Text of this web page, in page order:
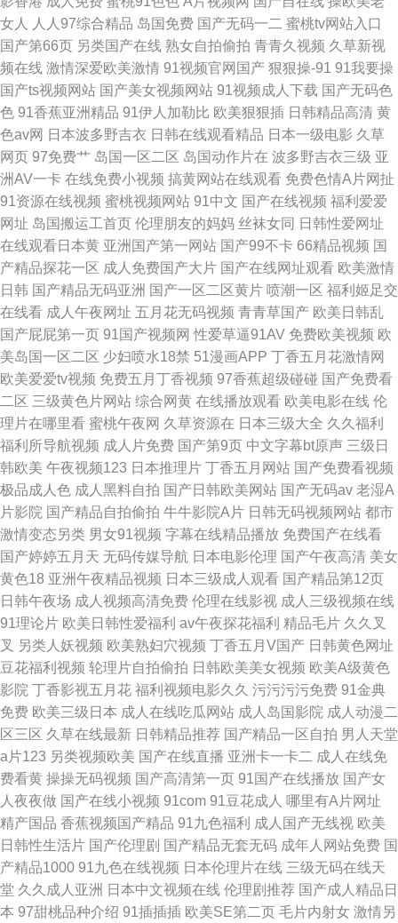
女人
人人97综合精品 岛国免费 国产无码一二 蜜桃tv网站入口
国产第66页 另类国产在线 熟女自拍偷拍 青青久视频 久草新视
频在线 激情深爱欧美激情 91视频官网国产 狠狠操-91 91我要操
国产ts视频网站 国产美女视频网站 91视频成人下载 国产无码色
色 91香蕉亚洲精品 91伊人加勒比 欧美狠狠插 日韩精品高清 黄
色av网 日本波多野吉衣 日韩在线观看精品 日本一级电影 久草
网页 97免费艹 岛国一区二区 岛国动作片在 波多野吉衣三级 亚
洲AV一卡 在线免费小视频 搞黄网站在线观看 免费色情A片网扯
91资源在线视频 蜜桃视频网站 91中文 国产在线视频 福利爱爱
网址 岛国搬运工首页 伦理朋友的妈妈 丝袜女同 日韩性爱网址
在线观看日本黄 亚洲国产第一网站 国产99不卡 66精品视频 国
产精品探花一区 成人免费国产大片 国产在线网址观看 欧美激情
日韩 国产精品无码亚洲 国产一区二区黄片 喷潮一区 福利姬足交
在线看 成人午夜网址 五月花无码视频 青青草国产 欧美日韩乱
国产屁屁第一页 91国产视频网 性爱草逼91AV 免费欧美视频 欧
美岛国一区二区 少妇喷水18禁 51漫画APP 丁香五月花激情网
欧美爱爱tv视频 免费五月丁香视频 97香蕉超级碰碰 国产免费看
二区 三级黄色片网站 综合网黄 在线播放观看 欧美电影在线 伦
理片在哪里看 蜜桃午夜网 久草资源在 日本三级大全 久久福利
福利所导航视频 成人片免费 国产第9页 中文字幕bt原声 三级日
韩欧美 午夜视频123 日本推理片 丁香五月网站 国产免费看视频
极品成人色 成人黑料自拍 国产日韩欧美网站 国产无码av 老湿A
片影院 国产精品自拍偷拍 牛牛影院A片 日韩无码视频网站 都市
激情变态另类 男女91视频 字幕在线精品播放 免费国产在线看
国产婷婷五月天 无码传媒导航 日本电影伦理 国产午夜高清 美女
黄色18 亚洲午夜精品视频 日本三级成人观看 国产精品第12页
日韩午夜场 成人视频高清免费 伦理在线影视 成人三级视频在线
91理论片 欧美日韩性爱福利 av午夜探花福利 精品毛片 久久叉
叉 另类人妖视频 欧美熟妇穴视频 丁香五月V国产 日韩黄色网址
豆花福利视频 轮理片自拍偷拍 日韩欧美美女视频 欧美A级黄色
影院 丁香影视五月花 福利视频电影久久 污污污污免费 91金典
免费 欧美三级日本 成人在线吃瓜网站 成人岛国影院 成人动漫二
区三区 久草在线最新 日韩精品推荐 国产精品一区自拍 男人天堂
a片123 另类视频欧美 国产在线直播 亚洲卡一卡二 成人在线免
费看黄 操操无码视频 国产高清第一页 91国产在线播放 国产女
人夜夜做 国产在线小视频 91com 91豆花成人 哪里有A片网址
精产国品 香蕉视频国产精品 91九色福利 成人国产无线视 欧美
日韩性生活片 国产伦理剧 国产精品无套无码 成年人网站免费 国
产精品1000 91九色在线视频 日本伦理片在线 三级无码在线天
堂 久久成人亚洲 日本中文视频在线 伦理剧推荐 国产成人精品日
本 97甜桃品种介绍 91插插插 欧美SE第二页 毛片内射女 激情另